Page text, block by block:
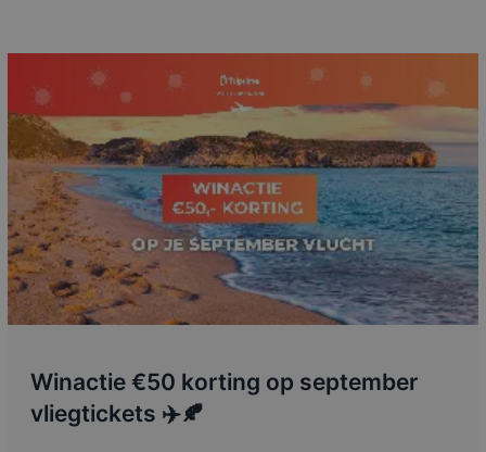
Winactie €50 korting op september
vliegtickets ✈️🍂